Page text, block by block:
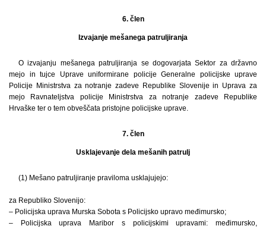
6. člen
Izvajanje mešanega patruljiranja
O izvajanju mešanega patruljiranja se dogovarjata Sektor za državno
mejo in tujce Uprave uniformirane policije Generalne policijske uprave
Policije Ministrstva za notranje zadeve Republike Slovenije in Uprava za
mejo Ravnateljstva policije Ministrstva za notranje zadeve Republike
Hrvaške ter o tem obveščata pristojne policijske uprave.
7. člen
Usklajevanje dela mešanih patrulj
(1) Mešano patruljiranje praviloma usklajujejo:
za Republiko Slovenijo:
– Policijska uprava Murska Sobota s Policijsko upravo međimursko;
– Policijska uprava Maribor s policijskimi upravami: međimursko,